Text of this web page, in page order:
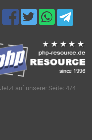
Jetzt auf unserer Seite: 474